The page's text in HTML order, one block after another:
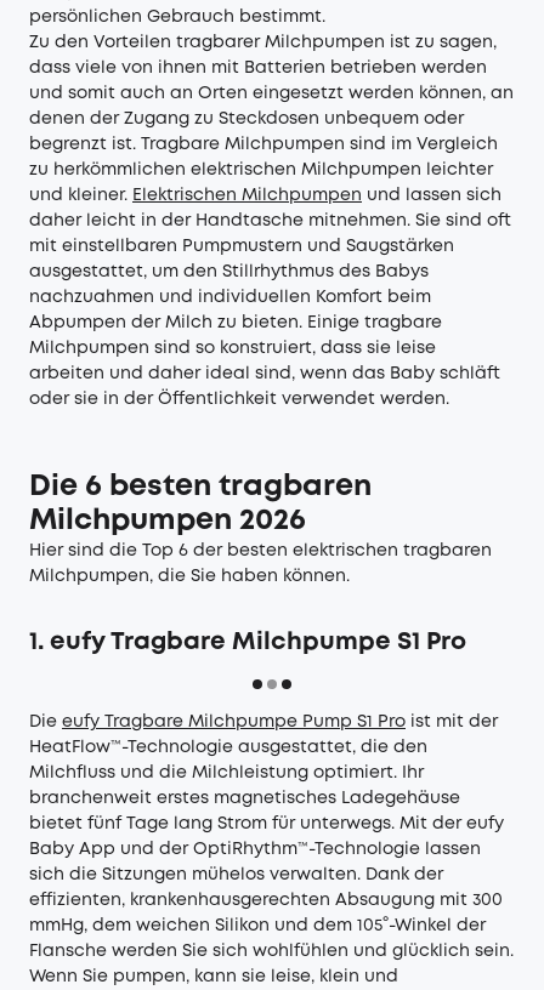
persönlichen Gebrauch bestimmt.
Zu den Vorteilen tragbarer Milchpumpen ist zu sagen,
dass viele von ihnen mit Batterien betrieben werden
und somit auch an Orten eingesetzt werden können, an
denen der Zugang zu Steckdosen unbequem oder
begrenzt ist. Tragbare Milchpumpen sind im Vergleich
zu herkömmlichen elektrischen Milchpumpen leichter
und kleiner. Elektrischen Milchpumpen und lassen sich
daher leicht in der Handtasche mitnehmen. Sie sind oft
mit einstellbaren Pumpmustern und Saugstärken
ausgestattet, um den Stillrhythmus des Babys
nachzuahmen und individuellen Komfort beim
Abpumpen der Milch zu bieten. Einige tragbare
Milchpumpen sind so konstruiert, dass sie leise
arbeiten und daher ideal sind, wenn das Baby schläft
oder sie in der Öffentlichkeit verwendet werden.
Die 6 besten tragbaren
Milchpumpen 2026
Hier sind die Top 6 der besten elektrischen tragbaren
Milchpumpen, die Sie haben können.
1. eufy Tragbare Milchpumpe S1 Pro
Die eufy Tragbare Milchpumpe Pump S1 Pro ist mit der
HeatFlow™-Technologie ausgestattet, die den
Milchfluss und die Milchleistung optimiert. Ihr
branchenweit erstes magnetisches Ladegehäuse
bietet fünf Tage lang Strom für unterwegs. Mit der eufy
Baby App und der OptiRhythm™-Technologie lassen
sich die Sitzungen mühelos verwalten. Dank der
effizienten, krankenhausgerechten Absaugung mit 300
mmHg, dem weichen Silikon und dem 105°-Winkel der
Flansche werden Sie sich wohlfühlen und glücklich sein.
Wenn Sie pumpen, kann sie leise, klein und